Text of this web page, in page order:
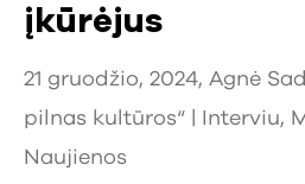
įkūrėjus
21 gruodžio, 2024, Agnė
pilnas kultūros“ |
Interviu,
Naujienos